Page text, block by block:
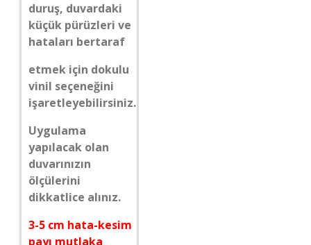
duruş, duvardaki
küçük pürüzleri ve
hataları bertaraf
etmek için dokulu
vinil seçeneğini
işaretleyebilirsiniz.
Uygulama
yapılacak olan
duvarınızın
ölçülerini
dikkatlice alınız.
3-5 cm hata-kesim
payı mutlaka